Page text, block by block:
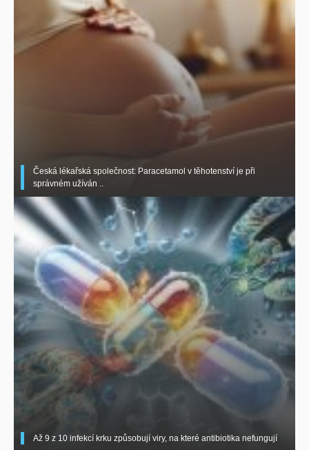
Česká lékařská společnost: Paracetamol v těhotenství je při
správném užíván ..
Až 9 z 10 infekcí krku způsobují viry, na které antibiotika nefungují